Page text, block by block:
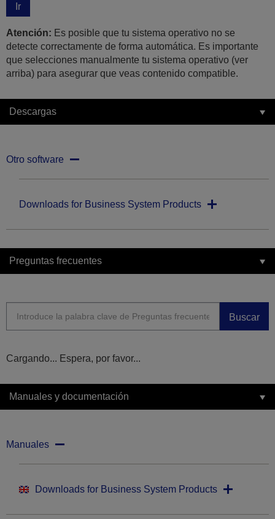
Ir
Atención: Es posible que tu sistema operativo no se
detecte correctamente de forma automática. Es importante
que selecciones manualmente tu sistema operativo (ver
arriba) para asegurar que veas contenido compatible.
Descargas
Otro software
Downloads for Business System Products
Preguntas frecuentes
Buscar
Cargando... Espera, por favor...
Manuales y documentación
Manuales
Downloads for Business System Products